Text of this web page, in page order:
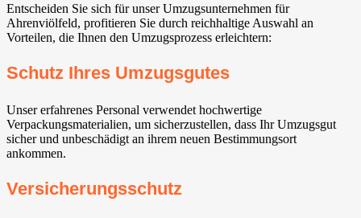
Entscheiden Sie sich für unser Umzugsunternehmen für
Ahrenviölfeld, profitieren Sie durch reichhaltige Auswahl an
Vorteilen, die Ihnen den Umzugsprozess erleichtern:
Schutz Ihres Umzugsgutes
Unser erfahrenes Personal verwendet hochwertige
Verpackungsmaterialien, um sicherzustellen, dass Ihr Umzugsgut
sicher und unbeschädigt an ihrem neuen Bestimmungsort
ankommen.
Versicherungsschutz